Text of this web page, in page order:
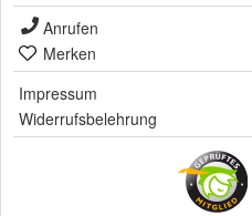
Anrufen
Merken
Impressum
Widerrufsbelehrung